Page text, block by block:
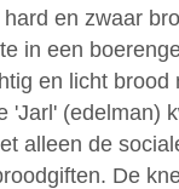
en zwaar
in een
en licht brood
'Jarl' (edelman)
alleen de
De